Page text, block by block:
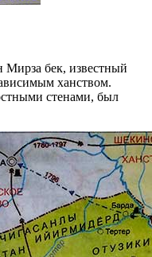
бек, известный
ханством.
стенами, был